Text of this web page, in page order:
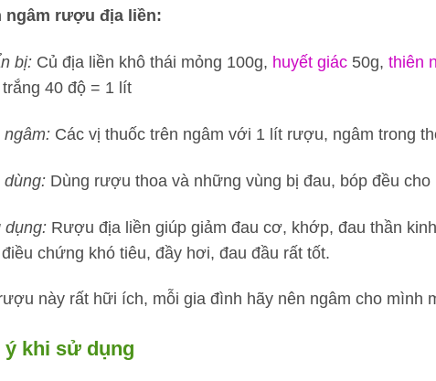
ngâm rượu địa liền:
bị: Củ địa liền khô thái mỏng 100g, huyết giác 50g, thiên
40 độ = 1 lít
ngâm: Các vị thuốc trên ngâm với 1 lít rượu, ngâm trong
dùng: Dùng rượu thoa và những vùng bị đau, bóp đều
dụng: Rượu địa liền giúp giảm đau cơ, khớp, đau thần
chứng khó tiêu, đầy hơi, đau đầu rất tốt.
này rất hữi ích, mỗi gia đình hãy nên ngâm cho mình
ý khi sử dụng